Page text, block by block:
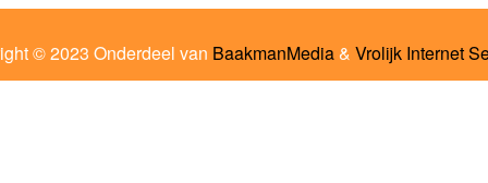
© 2023 Onderdeel van BaakmanMedia& Vrolijk Internet